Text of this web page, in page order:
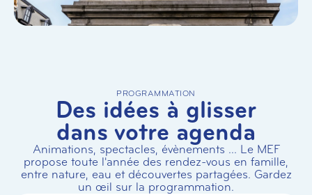
PROGRAMMATION
Des idées à glisser
dans votre agenda
Animations, spectacles, évènements ... Le MEF
propose toute l'année des rendez-vous en famille,
entre nature, eau et découvertes partagées. Gardez
un œil sur la programmation.